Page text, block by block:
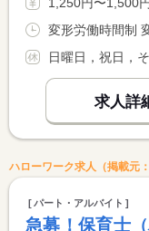
日曜日，祝日，
求人詳
ハローワーク求人（掲載元
パート・アルバイト
急募！保育士